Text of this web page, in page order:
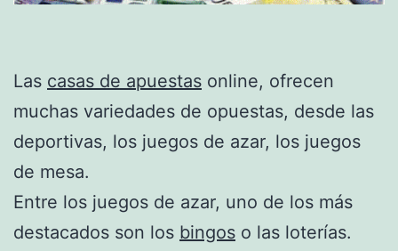
Las casas de apuestas online, ofrecen
muchas variedades de opuestas, desde las
deportivas, los juegos de azar, los juegos
de mesa.
Entre los juegos de azar, uno de los más
destacados son los bingos o las loterías.